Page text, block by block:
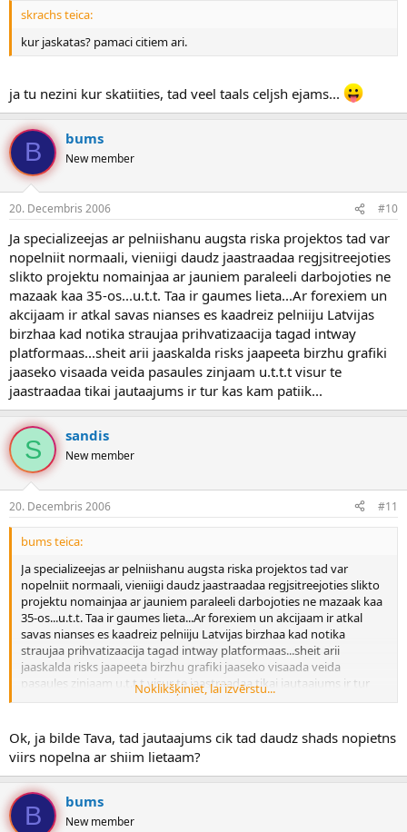
skrachs teica:
kur jaskatas? pamaci citiem ari.
ja tu nezini kur skatiities, tad veel taals celjsh ejams...
B bums
New member
20. Decembris 2006 #10
Ja specializeejas ar pelniishanu augsta riska projektos tad var
nopelniit normaali, vieniigi daudz jaastraadaa regjsitreejoties
slikto projektu nomainjaa ar jauniem paraleeli darbojoties ne
mazaak kaa 35-os...u.t.t. Taa ir gaumes lieta...Ar forexiem un
akcijaam ir atkal savas nianses es kaadreiz pelniiju Latvijas
birzhaa kad notika straujaa prihvatizaacija tagad intway
platformaas...sheit arii jaaskalda risks jaapeeta birzhu grafiki
jaaseko visaada veida pasaules zinjaam u.t.t.t visur te
jaastraadaa tikai jautaajums ir tur kas kam patiik...
S sandis
New member
20. Decembris 2006 #11
bums teica:
Ja specializeejas ar pelniishanu augsta riska projektos tad var
nopelniit normaali, vieniigi daudz jaastraadaa regjsitreejoties slikto
projektu nomainjaa ar jauniem paraleeli darbojoties ne mazaak kaa
35-os...u.t.t. Taa ir gaumes lieta...Ar forexiem un akcijaam ir atkal
savas nianses es kaadreiz pelniiju Latvijas birzhaa kad notika
straujaa prihvatizaacija tagad intway platformaas...sheit arii
jaaskalda risks jaapeeta birzhu grafiki jaaseko visaada veida
pasaules zinjaam u.t.t.t visur te jaastraadaa tikai jautaajums ir tur
kas kam patiik...
Noklikšķiniet, lai izvērstu...
Ok, ja bilde Tava, tad jautaajums cik tad daudz shads nopietns
viirs nopelna ar shiim lietaam?
B bums
New member